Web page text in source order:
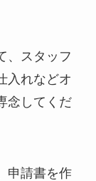
、スタッフ
入れなどオ
念してくだ
申請書を作